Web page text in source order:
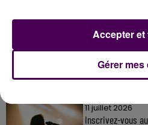
Gagnez vos
11 juillet 2026
Inscrivez-vous
Gérer
Accepter et